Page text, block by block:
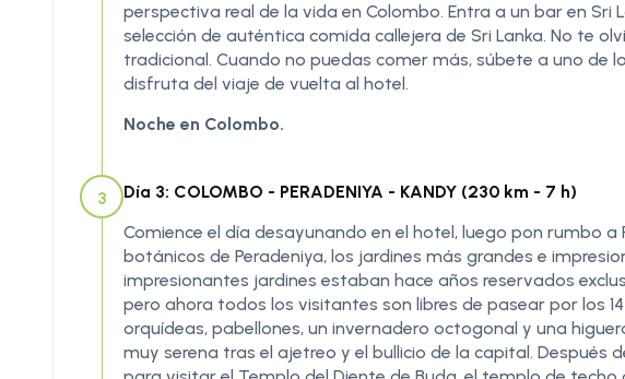
perspectiva real de la vida en Colombo. Entra a un bar en Sri
selección de auténtica comida callejera de Sri Lanka. No te
tradicional. Cuando no puedas comer más, súbete a uno de
disfruta del viaje de vuelta al hotel.
Noche en Colombo.
3
Día 3: COLOMBO - PERADENIYA - KANDY (230 km - 7 h)
Comience el día desayunando en el hotel, luego pon rumbo
botánicos de Peradeniya, los jardines más grandes e
impresionantes jardines estaban hace años reservados
pero ahora todos los visitantes son libres de pasear por los
orquídeas, pabellones, un invernadero octogonal y una
muy serena tras el ajetreo y el bullicio de la capital. Después